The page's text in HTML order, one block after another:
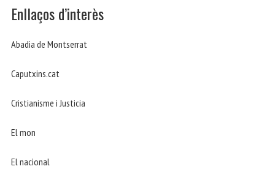
Enllaços d’interès
Abadia de Montserrat
Caputxins.cat
Cristianisme i Justicia
El mon
El nacional